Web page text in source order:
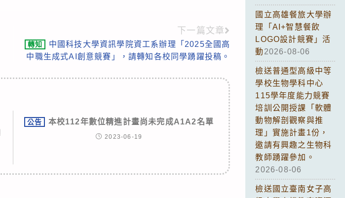
下一篇文章
轉知
中國科技大學資訊學院資工系辦理「2025全國高
中職生成式AI創意競賽」，請轉知各校同學踴躍投稿。
公告 本校112年數位精進計畫尚未完成A1A2名單
2023-06-19
國立高雄餐旅大學辦
理「AI+智慧餐飲
LOGO設計競賽」活
動 2026-08-06
檢送普通型高級中等
學校生物學科中心
115學年度能力競賽
培訓公開授課「軟體
動物解剖觀察與推
理」實施計畫1份，
邀請有興趣之生物科
教師踴躍參加。
2026-08-06
檢送國立臺南女子高